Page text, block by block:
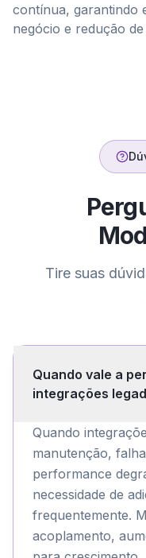
contínua, garantindo
negócio e redução
Tire suas
Quando vale a
integrações
Quando
manutenção,
performance
necessidade de
frequentemente.
acoplamento,